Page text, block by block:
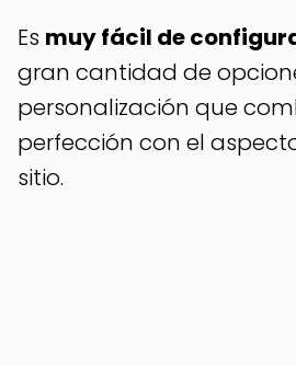
Es muy fácil de
gran cantidad de
personalización que
perfección con el
sitio.